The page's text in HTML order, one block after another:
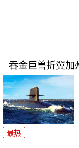
吞金巨兽折翼加
最热